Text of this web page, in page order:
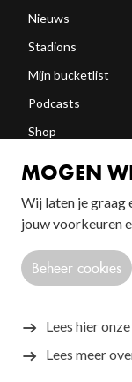
Nieuws
Stadions
Mijn bucketlist
Podcasts
Shop
FOLLOW US!
MOGEN
Wij laten je graag
jouw voorkeuren
Beheer cookies
Lees hier
Lees meer